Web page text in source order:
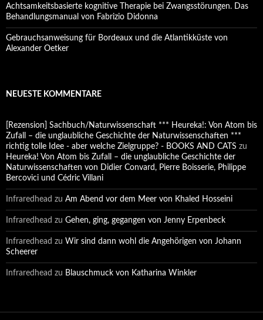
Achtsamkeitsbasierte kognitive Therapie bei Zwangsstörungen. Das
Behandlungsmanual von Fabrizio Didonna
Gebrauchsanweisung für Bordeaux und die Atlantikküste von
Alexander Oetker
NEUESTE KOMMENTARE
[Rezension] Sachbuch/Naturwissenschaft *** Heureka!: Von Atom bis
Zufall – die unglaubliche Geschichte der Naturwissenschaften ***
richtig tolle Idee - aber welche Zielgruppe? - BOOKS AND CATS zu
Heureka! Von Atom bis Zufall – die unglaubliche Geschichte der
Naturwissenschaften von Didier Convard, Pierre Boisserie, Philippe
Bercovici und Cédric Villani
Infraredhead zu Am Abend vor dem Meer von Khaled Hosseini
Infraredhead zu Gehen, ging, gegangen von Jenny Erpenbeck
Infraredhead zu Wir sind dann wohl die Angehörigen von Johann
Scheerer
Infraredhead zu Blauschmuck von Katharina Winkler